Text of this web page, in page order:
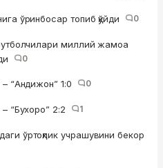
ўринбосар топиб қўйди 0
миллий жамоа
0
“Андижон” 1:0 0
“Бухоро” 2:2 1
ўртоқлик учрашувини бекор